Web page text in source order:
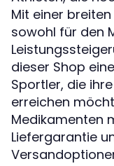
Mit einer
sowohl für den
dieser Shop
Sportler, die
erreichen
Medikamenten
Liefergarantie